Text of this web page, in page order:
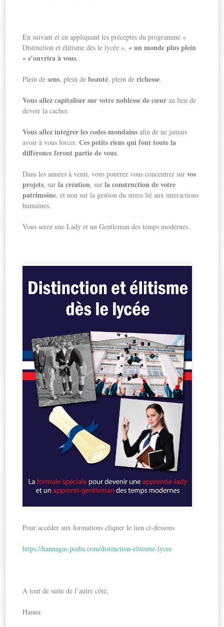
En suivant et en appliquant les préceptes du programme «
Distinction et élitisme dès le lycée »,« un monde plus plein
» s’ouvrira à vous.
Plein desens, plein debeauté, plein derichesse.
Vous allez capitaliser sur votre noblesse de cœur au lieu de
devoir la cacher.
Vous allez intégrer les codes mondains afin de ne jamais
avoir à vous forcer.Ces petits riens qui font toute la
différence feront partie de vous.
Dans les années à venir, vous pourrez vous concentrer survos
projets, sur la création, surla construction de votre
patrimoine, et non sur la gestion du stress lié aux interactions
humaines.
Vous serez une Lady et un Gentleman des temps modernes.
Pour accéder aux formations cliquer le lien ci-dessous
https://hannagas.podia.com/distinction-elitisme-lycee
A tout de suite de l’autre côté,
Hanna